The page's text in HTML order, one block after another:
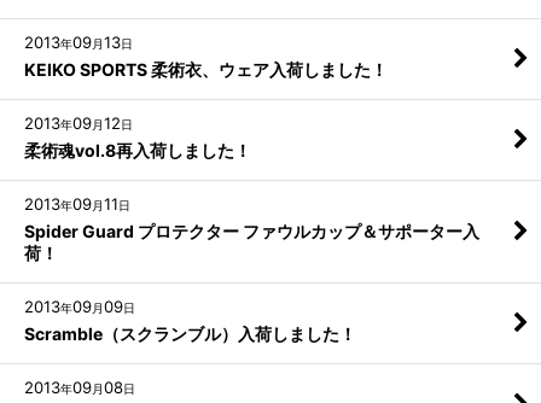
2013年09月13日
KEIKO SPORTS 柔術衣、ウェア入荷しました！
2013年09月12日
柔術魂vol.8再入荷しました！
2013年09月11日
Spider Guard プロテクター ファウルカップ＆サポーター入
荷！
2013年09月09日
Scramble（スクランブル）入荷しました！
2013年09月08日